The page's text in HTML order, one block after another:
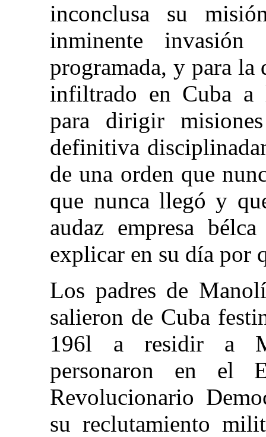
inconclusa su
inminente
programada, y para la
infiltrado en Cuba a
para dirigir
definitiva
de una orden que
que nunca llegó y
audaz empresa
explicar en su día por
Los padres de
salieron de Cuba
196l a residir a
personaron en el
Revolucionario
su reclutamiento